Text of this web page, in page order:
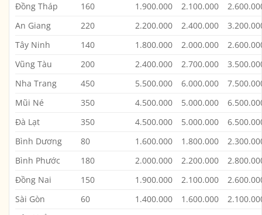
Đồng Tháp
160 1.900.000 2.100.000
An Giang
220 2.200.000 2.400.000
Tây Ninh
140 1.800.000 2.000.000
Vũng Tàu
200 2.400.000 2.700.000
Nha Trang
450 5.500.000 6.000.000
Mũi Né
350 4.500.000 5.000.000
Đà Lạt
350 4.500.000 5.000.000
Bình Dương
80 1.600.000 1.800.000
Bình Phước
180 2.000.000 2.200.000
Đồng Nai
150 1.900.000 2.100.000
Sài Gòn
60 1.400.000 1.600.000